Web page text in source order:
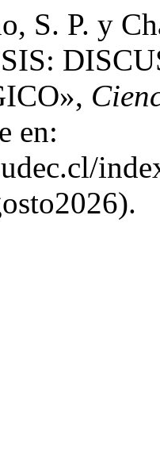
S. P. y
en: